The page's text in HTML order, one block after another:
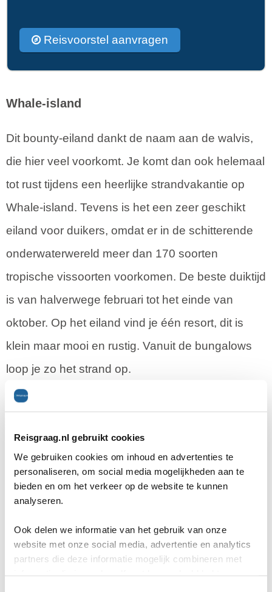
Reisgraag.nl gebruikt cookies
We gebruiken cookies om inhoud en advertenties te
personaliseren, om social media mogelijkheden aan te
bieden en om het verkeer op de website te kunnen
analyseren.
Ook delen we informatie van het gebruik van onze
website met onze social media, advertentie en analytics
partners die deze informatie mogelijk combineren met
Reisvoorstel aanvragen
Whale-island
Dit bounty-eiland dankt de naam aan de walvis,
die hier veel voorkomt. Je komt dan ook helemaal
tot rust tijdens een heerlijke strandvakantie op
Whale-island. Tevens is het een zeer geschikt
eiland voor duikers, omdat er in de schitterende
onderwaterwereld meer dan 170 soorten
tropische vissoorten voorkomen. De beste duiktijd
is van halverwege februari tot het einde van
oktober. Op het eiland vind je één resort, dit is
klein maar mooi en rustig. Vanuit de bungalows
loop je zo het strand op.
Vertel ons uw vakantie wensen. Onze
reisexperts maken gratis en vrijblijvend een
ANVR, SGR, Calamiteitenfonds
9,8 in 569 klantenreviews